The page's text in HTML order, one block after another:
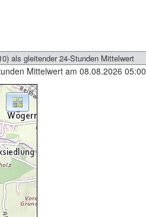
Mittelwert am 08.08.2026 05:00